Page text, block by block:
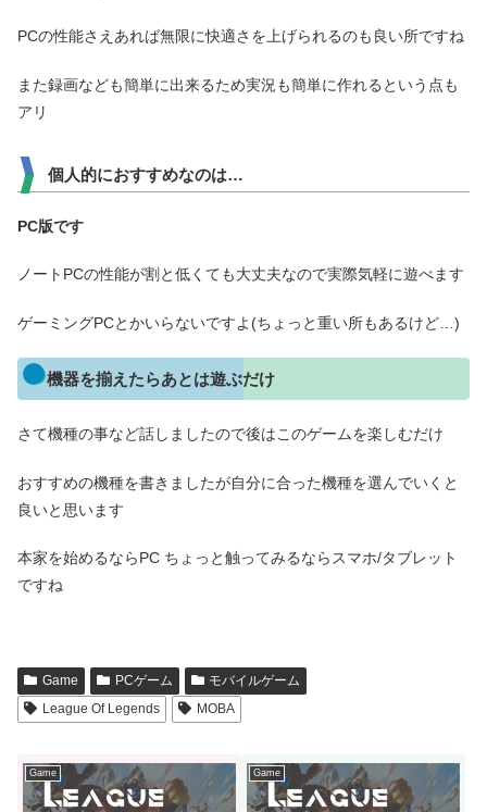
PCの性能さえあれば無限に快適さを上げられるのも良い所ですね
また録画なども簡単に出来るため実況も簡単に作れるという点も
アリ
個人的におすすめなのは…
PC版です
ノートPCの性能が割と低くても大丈夫なので実際気軽に遊べます
ゲーミングPCとかいらないですよ(ちょっと重い所もあるけど…)
機器を揃えたらあとは遊ぶだけ
さて機種の事など話しましたので後はこのゲームを楽しむだけ
おすすめの機種を書きましたが自分に合った機種を選んでいくと
良いと思います
本家を始めるならPC ちょっと触ってみるならスマホ/タブレット
ですね
Game PCゲーム
モバイルゲーム
League Of Legends
MOBA
Game Game